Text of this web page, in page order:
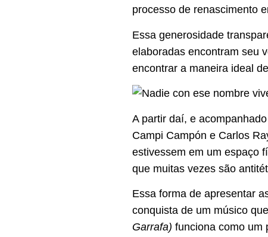
processo de renascimento
Essa generosidade
elaboradas encontram seu
encontrar a maneira ideal
A partir daí, e
Campi Campón e Carlos
estivessem em um espaço
que muitas vezes são
Essa forma de apresentar
conquista de um músico
Garrafa) funciona como um